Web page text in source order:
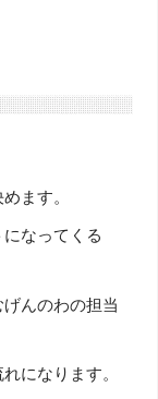
ます。
なってくる
んのわの担当
になります。